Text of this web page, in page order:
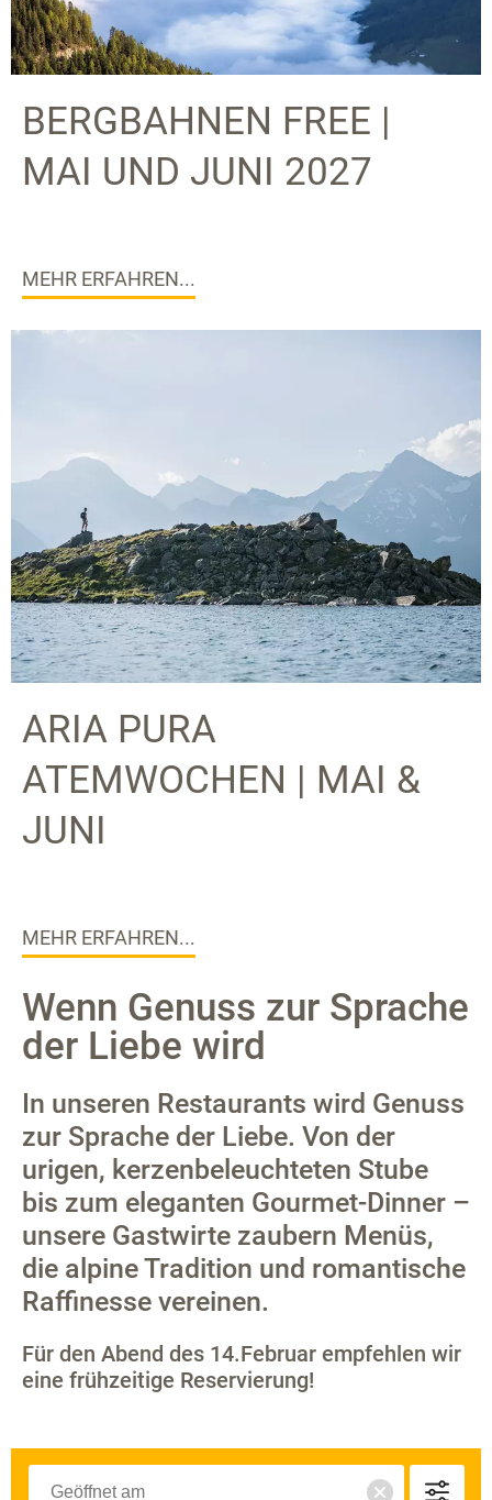
BERGBAHNEN FREE |
MAI UND JUNI 2027
MEHR ERFAHREN...
ARIA PURA
ATEMWOCHEN | MAI &
JUNI
MEHR ERFAHREN...
Wenn Genuss zur Sprache
der Liebe wird
In unseren Restaurants wird Genuss
zur Sprache der Liebe. Von der
urigen, kerzenbeleuchteten Stube
bis zum eleganten Gourmet-Dinner –
unsere Gastwirte zaubern Menüs,
die alpine Tradition und romantische
Raffinesse vereinen.
Für den Abend des 14.Februar empfehlen wir
eine frühzeitige Reservierung!